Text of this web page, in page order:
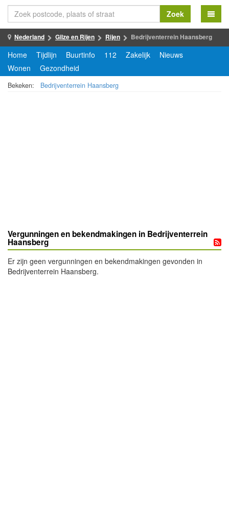
Zoek
Nederland Gilze en Rijen Rijen Bedrijventerrein Haansberg
Home Tijdlijn Buurtinfo 112 Zakelijk
Nieuws
Wonen
Gezondheid
Bekeken: Bedrijventerrein Haansberg
Vergunningen en bekendmakingen in Bedrijventerrein
Haansberg
Er zijn geen vergunningen en bekendmakingen gevonden in
Bedrijventerrein Haansberg.